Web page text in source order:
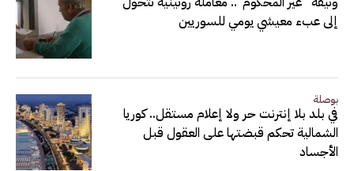
إلى عبء معيشي يومي للسوريين
بوصلة
في بلد بلا إنترنت حر ولا إعلام مستقل.. كوريا
الشمالية تحكم قبضتها على العقول قبل
الأجساد